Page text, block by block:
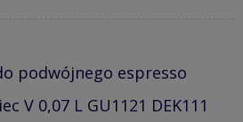
podwójnego espresso
V 0,07 L GU1121 DEK111